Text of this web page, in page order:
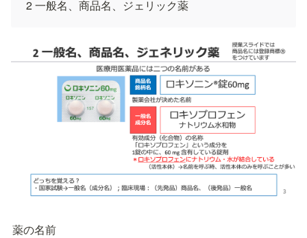
2 一般名、商品名、ジェリック薬
薬の名前